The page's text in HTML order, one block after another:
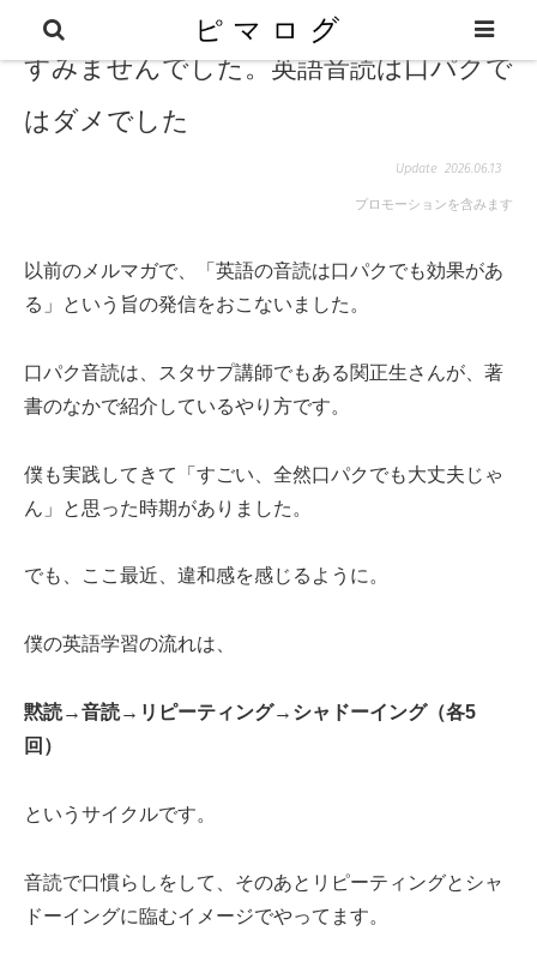
すみませんでした。英語音読は口パクで
はダメでした
2026.06.13
プロモーションを含みます
以前のメルマガで、「英語の音読は口パクでも効果があ
る」という旨の発信をおこないました。
口パク音読は、スタサプ講師でもある関正生さんが、著
書のなかで紹介しているやり方です。
僕も実践してきて「すごい、全然口パクでも大丈夫じゃ
ん」と思った時期がありました。
でも、ここ最近、違和感を感じるように。
僕の英語学習の流れは、
黙読→音読→リピーティング→シャドーイング（各5
回）
というサイクルです。
音読で口慣らしをして、そのあとリピーティングとシャ
ドーイングに臨むイメージでやってます。